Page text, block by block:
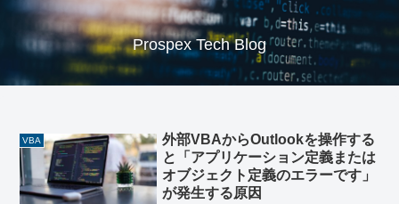
Prospex Tech Blog
VBA
外部VBAからOutlookを操作する
と「アプリケーション定義または
オブジェクト定義のエラーです」
が発生する原因